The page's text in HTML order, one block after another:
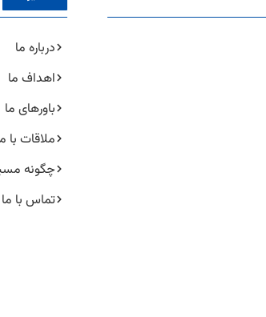
درباره ما
اهداف ما
باورهای ما
ملاقات
چگونه
تماس با ما